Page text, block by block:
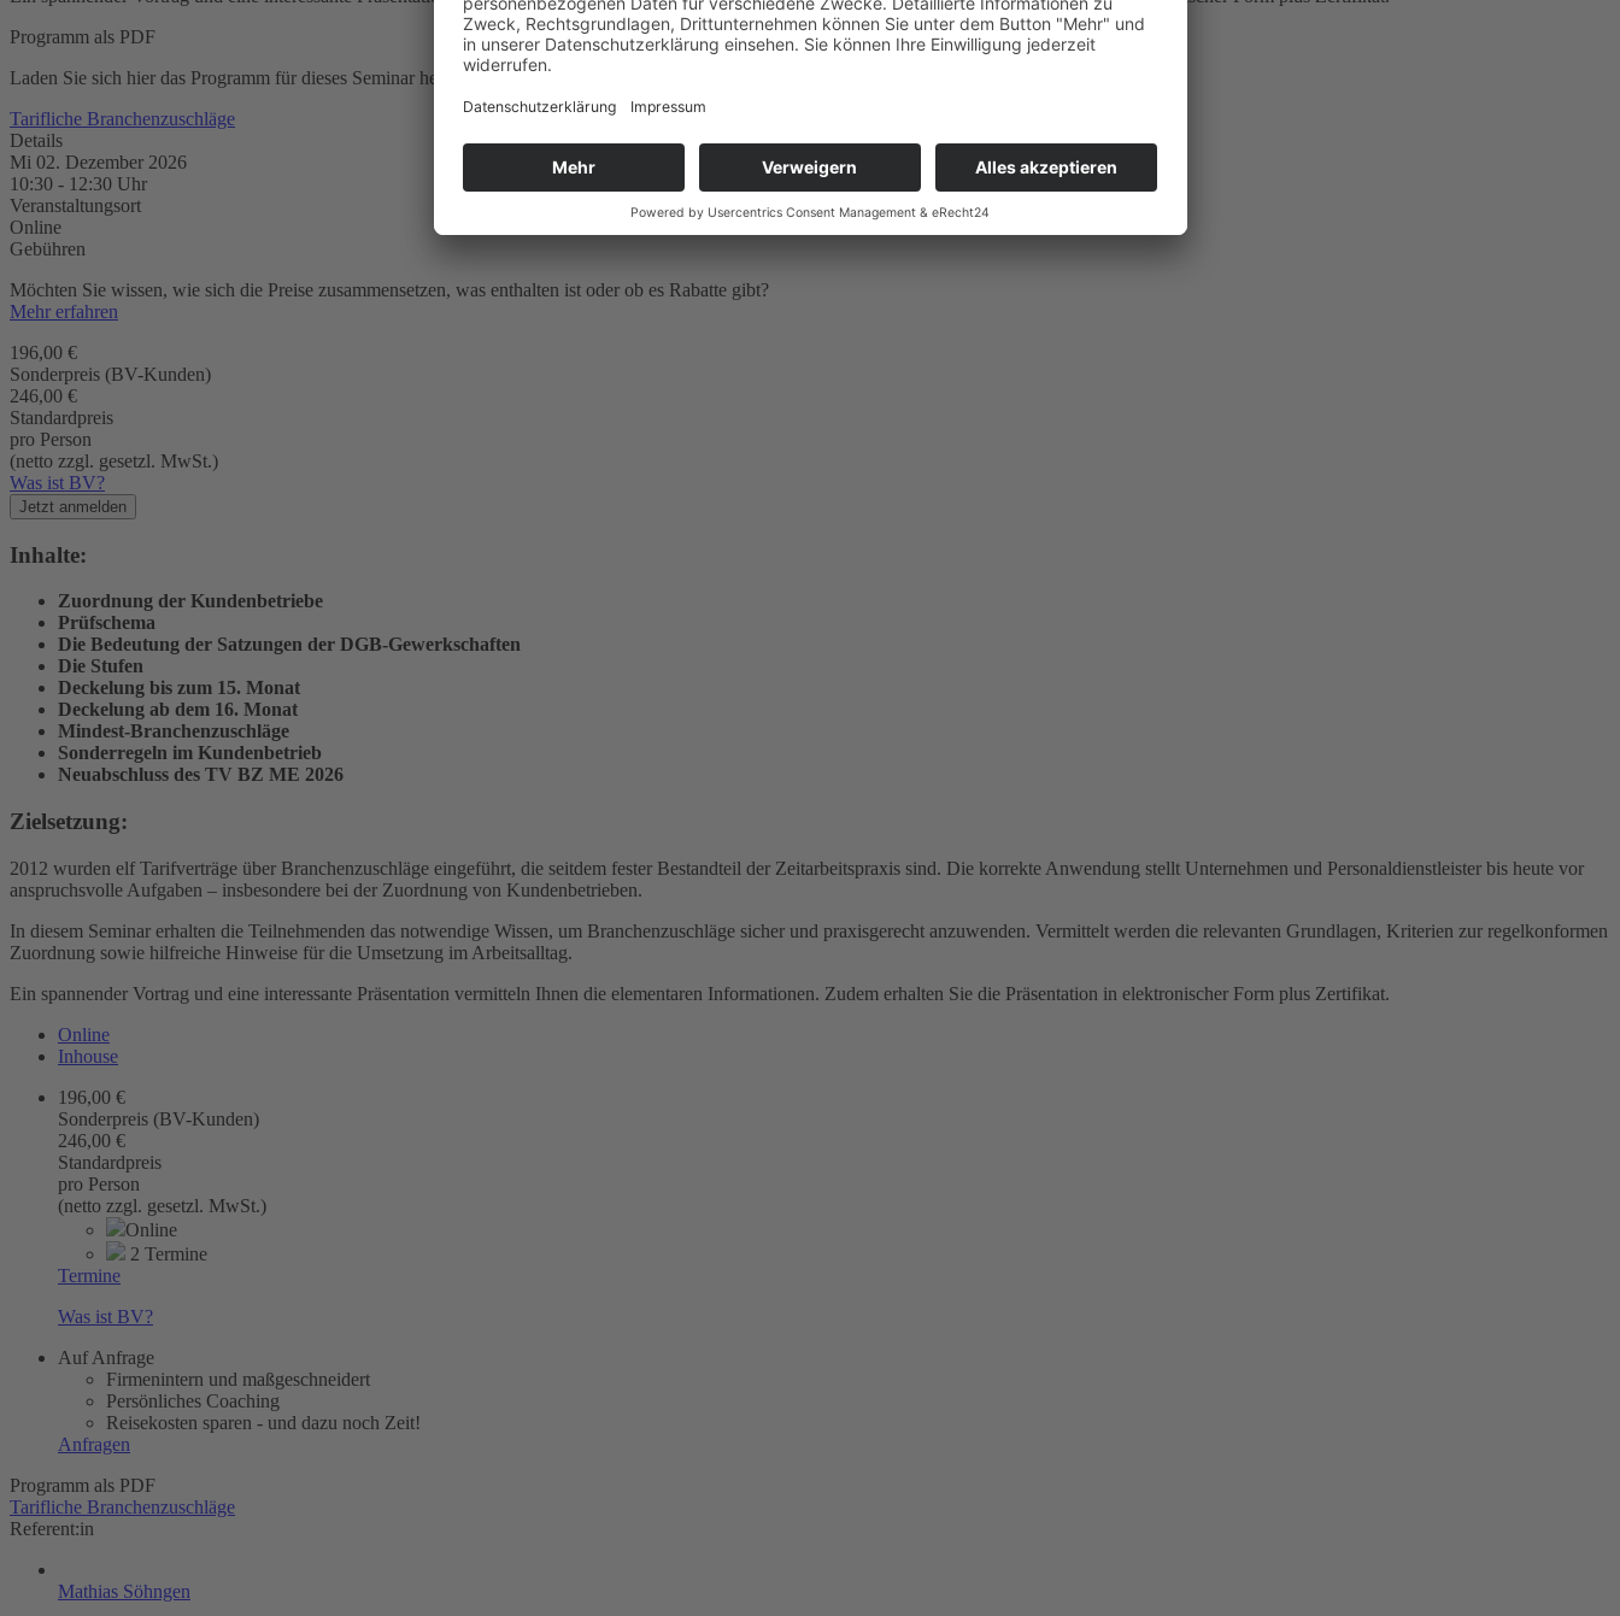
Programm als PDF
Laden Sie sich hier das Programm für dieses Seminar herunter
Tarifliche Branchenzuschläge
Details
Mi 02. Dezember 2026
10:30 - 12:30 Uhr
Veranstaltungsort
Online
Gebühren
Möchten Sie wissen, wie sich die Preise zusammensetzen, was enthalten ist oder ob es Rabatte gibt?
Mehr erfahren
196,00 €
Sonderpreis (BV-Kunden)
246,00 €
Standardpreis
pro Person
(netto zzgl. gesetzl. MwSt.)
Was ist BV?
Jetzt anmelden
Inhalte:
Zuordnung der Kundenbetriebe
Prüfschema
Die Bedeutung der Satzungen der DGB-Gewerkschaften
Die Stufen
Deckelung bis zum 15. Monat
Deckelung ab dem 16. Monat
Mindest-Branchenzuschläge
Sonderregeln im Kundenbetrieb
Neuabschluss des TV BZ ME 2026
Zielsetzung:
2012 wurden elf Tarifverträge über Branchenzuschläge eingeführt, die seitdem fester Bestandteil der Zeitarbeitspraxis sind. Die korrekte Anwendung stellt Unternehmen und Personaldienstleister bis heute vor
anspruchsvolle Aufgaben – insbesondere bei der Zuordnung von Kundenbetrieben.
In diesem Seminar erhalten die Teilnehmenden das notwendige Wissen, um Branchenzuschläge sicher und praxisgerecht anzuwenden. Vermittelt werden die relevanten Grundlagen, Kriterien zur regelkonformen
Zuordnung sowie hilfreiche Hinweise für die Umsetzung im Arbeitsalltag.
Ein spannender Vortrag und eine interessante Präsentation vermitteln Ihnen die elementaren Informationen. Zudem erhalten Sie die Präsentation in elektronischer Form plus Zertifikat.
Online
Inhouse
196,00 €
Sonderpreis (BV-Kunden)
246,00 €
Standardpreis
pro Person
(netto zzgl. gesetzl. MwSt.)
Online
2 Termine
Termine
Was ist BV?
Auf Anfrage
Firmenintern und maßgeschneidert
Persönliches Coaching
Reisekosten sparen - und dazu noch Zeit!
Anfragen
Programm als PDF
Tarifliche Branchenzuschläge
Referent:in
Mathias Söhngen